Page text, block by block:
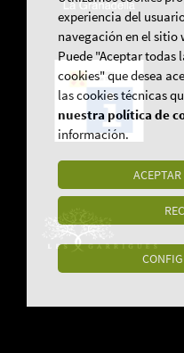
experiencia del
navegación en el sitio
Puede "Aceptar todas
cookies" que desea
las cookies técnicas
nuestra política de
información.